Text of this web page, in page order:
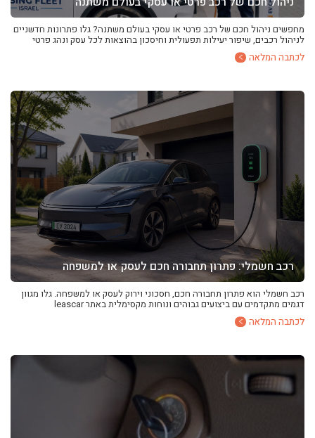
מחפשים ניהול חכם של רכב פרטי או עסקי בעולם משתנה? גלו פתרונות חדשניים
לניהול רכבים, שיפור יעילות תפעולית וחיסכון בהוצאות לכל עסק ונהג פרטי
לכתבה המלאה
רכב חשמלי: פתרון תחבורה חכם לעסק או למשפחה
רכב חשמלי הוא פתרון תחבורה חכם, חסכוני וירוק לעסק או למשפחה. גלו מגוון
דגמים מתקדמים עם ביצועים גבוהים ונוחות מקסימלית באתר leascar
לכתבה המלאה